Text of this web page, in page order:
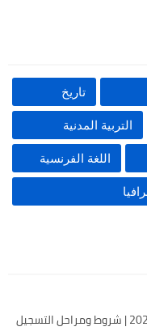
تاريخ
التربية المدنية
اللغة الفرنسية
تسجيلات أشبال الأمة 2025 | شروط ومراحل التسجيل